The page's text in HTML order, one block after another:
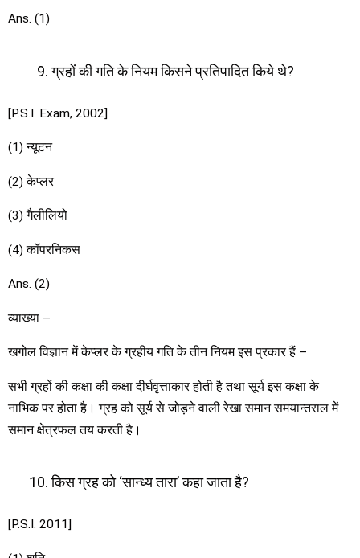
Ans. (1)
ग्रहों की गति के नियम किसने प्रतिपादित किये थे?
[P.S.I. Exam, 2002]
(1) न्यूटन
(2) केप्लर
(3) गैलीलियो
(4) कॉपरनिकस
Ans. (2)
व्याख्या –
खगोल विज्ञान में केप्लर के ग्रहीय गति के तीन नियम इस प्रकार हैं –
सभी ग्रहों की कक्षा की कक्षा दीर्घवृत्ताकार होती है तथा सूर्य इस कक्षा के
नाभिक पर होता है। ग्रह को सूर्य से जोड़ने वाली रेखा समान समयान्तराल में
समान क्षेत्रफल तय करती है।
किस ग्रह को ‘सान्ध्य तारा’ कहा जाता है?
[P.S.I. 2011]